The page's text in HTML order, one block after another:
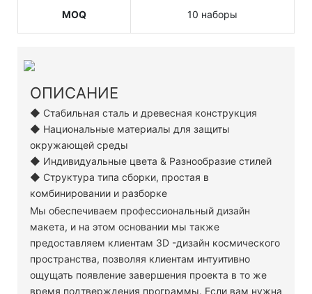
MOQ 10 наборы
ОПИСАНИЕ
◆ Стабильная сталь и древесная конструкция
◆ Национальные материалы для защиты
окружающей среды
◆ Индивидуальные цвета & Разнообразие стилей
◆ Структура типа сборки, простая в
комбинировании и разборке
Мы обеспечиваем профессиональный дизайн
макета, и на этом основании мы также
предоставляем клиентам 3D -дизайн космического
пространства, позволяя клиентам интуитивно
ощущать появление завершения проекта в то же
время подтверждения программы. Если вам нужна